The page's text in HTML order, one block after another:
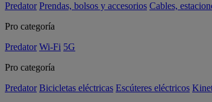
Predator Prendas, bolsos y accesorios Cables,
Pro categoría
Predator Wi-Fi 5G
Pro categoría
Predator Bicicletas eléctricas Escúteres eléctricos